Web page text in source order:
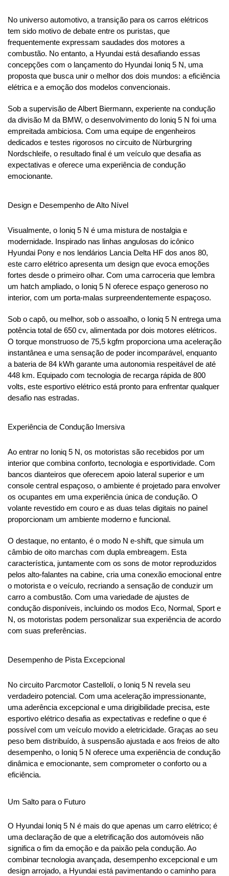
No universo automotivo, a transição para os carros elétricos
tem sido motivo de debate entre os puristas, que
frequentemente expressam saudades dos motores a
combustão. No entanto, a Hyundai está desafiando essas
concepções com o lançamento do Hyundai Ioniq 5 N, uma
proposta que busca unir o melhor dos dois mundos: a eficiência
elétrica e a emoção dos modelos convencionais.
Sob a supervisão de Albert Biermann, experiente na condução
da divisão M da BMW, o desenvolvimento do Ioniq 5 N foi uma
empreitada ambiciosa. Com uma equipe de engenheiros
dedicados e testes rigorosos no circuito de Nürburgring
Nordschleife, o resultado final é um veículo que desafia as
expectativas e oferece uma experiência de condução
emocionante.
Design e Desempenho de Alto Nível
Visualmente, o Ioniq 5 N é uma mistura de nostalgia e
modernidade. Inspirado nas linhas angulosas do icônico
Hyundai Pony e nos lendários Lancia Delta HF dos anos 80,
este carro elétrico apresenta um design que evoca emoções
fortes desde o primeiro olhar. Com uma carroceria que lembra
um hatch ampliado, o Ioniq 5 N oferece espaço generoso no
interior, com um porta-malas surpreendentemente espaçoso.
Sob o capô, ou melhor, sob o assoalho, o Ioniq 5 N entrega uma
potência total de 650 cv, alimentada por dois motores elétricos.
O torque monstruoso de 75,5 kgfm proporciona uma aceleração
instantânea e uma sensação de poder incomparável, enquanto
a bateria de 84 kWh garante uma autonomia respeitável de até
448 km. Equipado com tecnologia de recarga rápida de 800
volts, este esportivo elétrico está pronto para enfrentar qualquer
desafio nas estradas.
Experiência de Condução Imersiva
Ao entrar no Ioniq 5 N, os motoristas são recebidos por um
interior que combina conforto, tecnologia e esportividade. Com
bancos dianteiros que oferecem apoio lateral superior e um
console central espaçoso, o ambiente é projetado para envolver
os ocupantes em uma experiência única de condução. O
volante revestido em couro e as duas telas digitais no painel
proporcionam um ambiente moderno e funcional.
O destaque, no entanto, é o modo N e-shift, que simula um
câmbio de oito marchas com dupla embreagem. Esta
característica, juntamente com os sons de motor reproduzidos
pelos alto-falantes na cabine, cria uma conexão emocional entre
o motorista e o veículo, recriando a sensação de conduzir um
carro a combustão. Com uma variedade de ajustes de
condução disponíveis, incluindo os modos Eco, Normal, Sport e
N, os motoristas podem personalizar sua experiência de acordo
com suas preferências.
Desempenho de Pista Excepcional
No circuito Parcmotor Castellolí, o Ioniq 5 N revela seu
verdadeiro potencial. Com uma aceleração impressionante,
uma aderência excepcional e uma dirigibilidade precisa, este
esportivo elétrico desafia as expectativas e redefine o que é
possível com um veículo movido a eletricidade. Graças ao seu
peso bem distribuído, à suspensão ajustada e aos freios de alto
desempenho, o Ioniq 5 N oferece uma experiência de condução
dinâmica e emocionante, sem comprometer o conforto ou a
eficiência.
Um Salto para o Futuro
O Hyundai Ioniq 5 N é mais do que apenas um carro elétrico; é
uma declaração de que a eletrificação dos automóveis não
significa o fim da emoção e da paixão pela condução. Ao
combinar tecnologia avançada, desempenho excepcional e um
design arrojado, a Hyundai está pavimentando o caminho para